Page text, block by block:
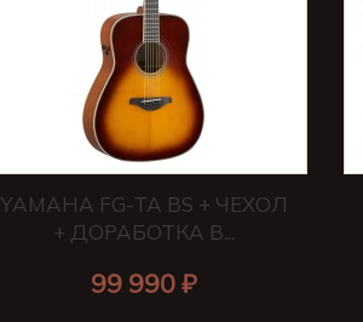
YAMAHA FG-TA BS + ЧЕХОЛ
+ ДОРАБОТКА В...
99 990 ₽